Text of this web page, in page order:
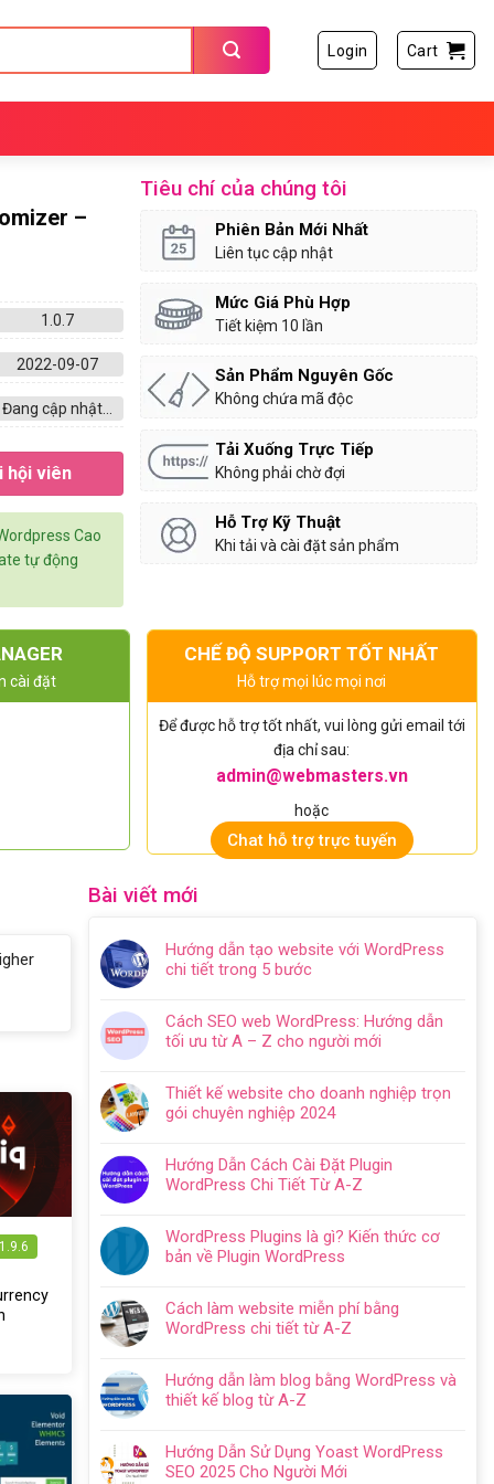
Login Cart
–
1.0.7
2022-09-07
Đang cập nhật...
hội viên
Cao
tự động
Tiêu chí của chúng tôi
Phiên Bản Mới Nhất
Liên tục cập nhật
Mức Giá Phù Hợp
Tiết kiệm 10 lần
Sản Phẩm Nguyên Gốc
Không chứa mã độc
Tải Xuống Trực Tiếp
Không phải chờ đợi
Hỗ Trợ Kỹ Thuật
Khi tải và cài đặt sản phẩm
cài đặt
CHẾ ĐỘ SUPPORT TỐT NHẤT
Hỗ trợ mọi lúc mọi nơi
Để được hỗ trợ tốt nhất, vui lòng gửi email tới
địa chỉ sau:
admin@webmasters.vn
hoặc
Chat hỗ trợ trực tuyến
1.9.6
Bài viết mới
Hướng dẫn tạo website với WordPress
chi tiết trong 5 bước
bình
luận
Hướng
dẫn
tạo
với
WordPress
tiết
trong
5
Cách SEO web WordPress: Hướng dẫn
tối ưu từ A – Z cho người mới
bình
luận
Cách
SEO
Hướng
dẫn
ưu
từ
A
Z
cho
Thiết kế website cho doanh nghiệp trọn
gói chuyên nghiệp 2024
bình
luận
Thiết
kế
doanh
nghiệp
gói
chuyên
nghiệp
Hướng Dẫn Cách Cài Đặt Plugin
WordPress Chi Tiết Từ A-Z
bình
luận
Hướng
Dẫn
Đặt
Plugin
Chi
Tiết
WordPress Plugins là gì? Kiến thức cơ
bản về Plugin WordPress
bình
luận
WordPress
Plugins
Kiến
thức
Cách làm website miễn phí bằng
WordPress chi tiết từ A-Z
bình
luận
Cách
làm
Hướng dẫn làm blog bằng WordPress và
thiết kế blog từ A-Z
bình
luận
Hướng Dẫn Sử Dụng Yoast WordPress
SEO 2025 Cho Người Mới